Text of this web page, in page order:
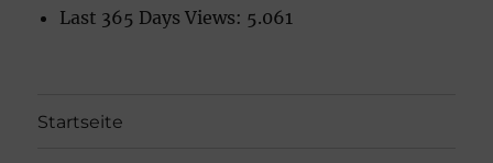
Last 365 Days Views: 5.061
Startseite